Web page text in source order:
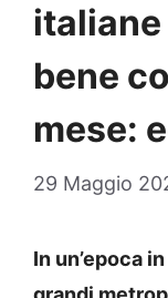
italiane
bene
mese:
29 Maggio
In un’epoca